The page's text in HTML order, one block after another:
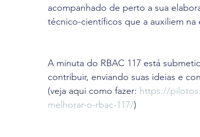
Dica de Inglês Notas Oficiais
acompanhado de perto a sua
técnico-científicos que a auxiliem
A minuta do RBAC 117 está
contribuir, enviando suas ideias e
(veja aqui como fazer: https://
melhorar-o-rbac-117/)